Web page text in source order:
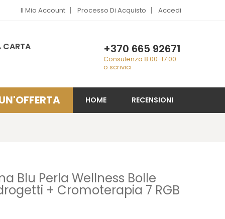
Il Mio Account Processo Di Acquisto Accedi
CARTA +370 665 92671
Consulenza 8:00-17:00
o scrivici
HOME RECENSIONI
Blu Perla Wellness Bolle
+ Cromoterapia 7 RGB